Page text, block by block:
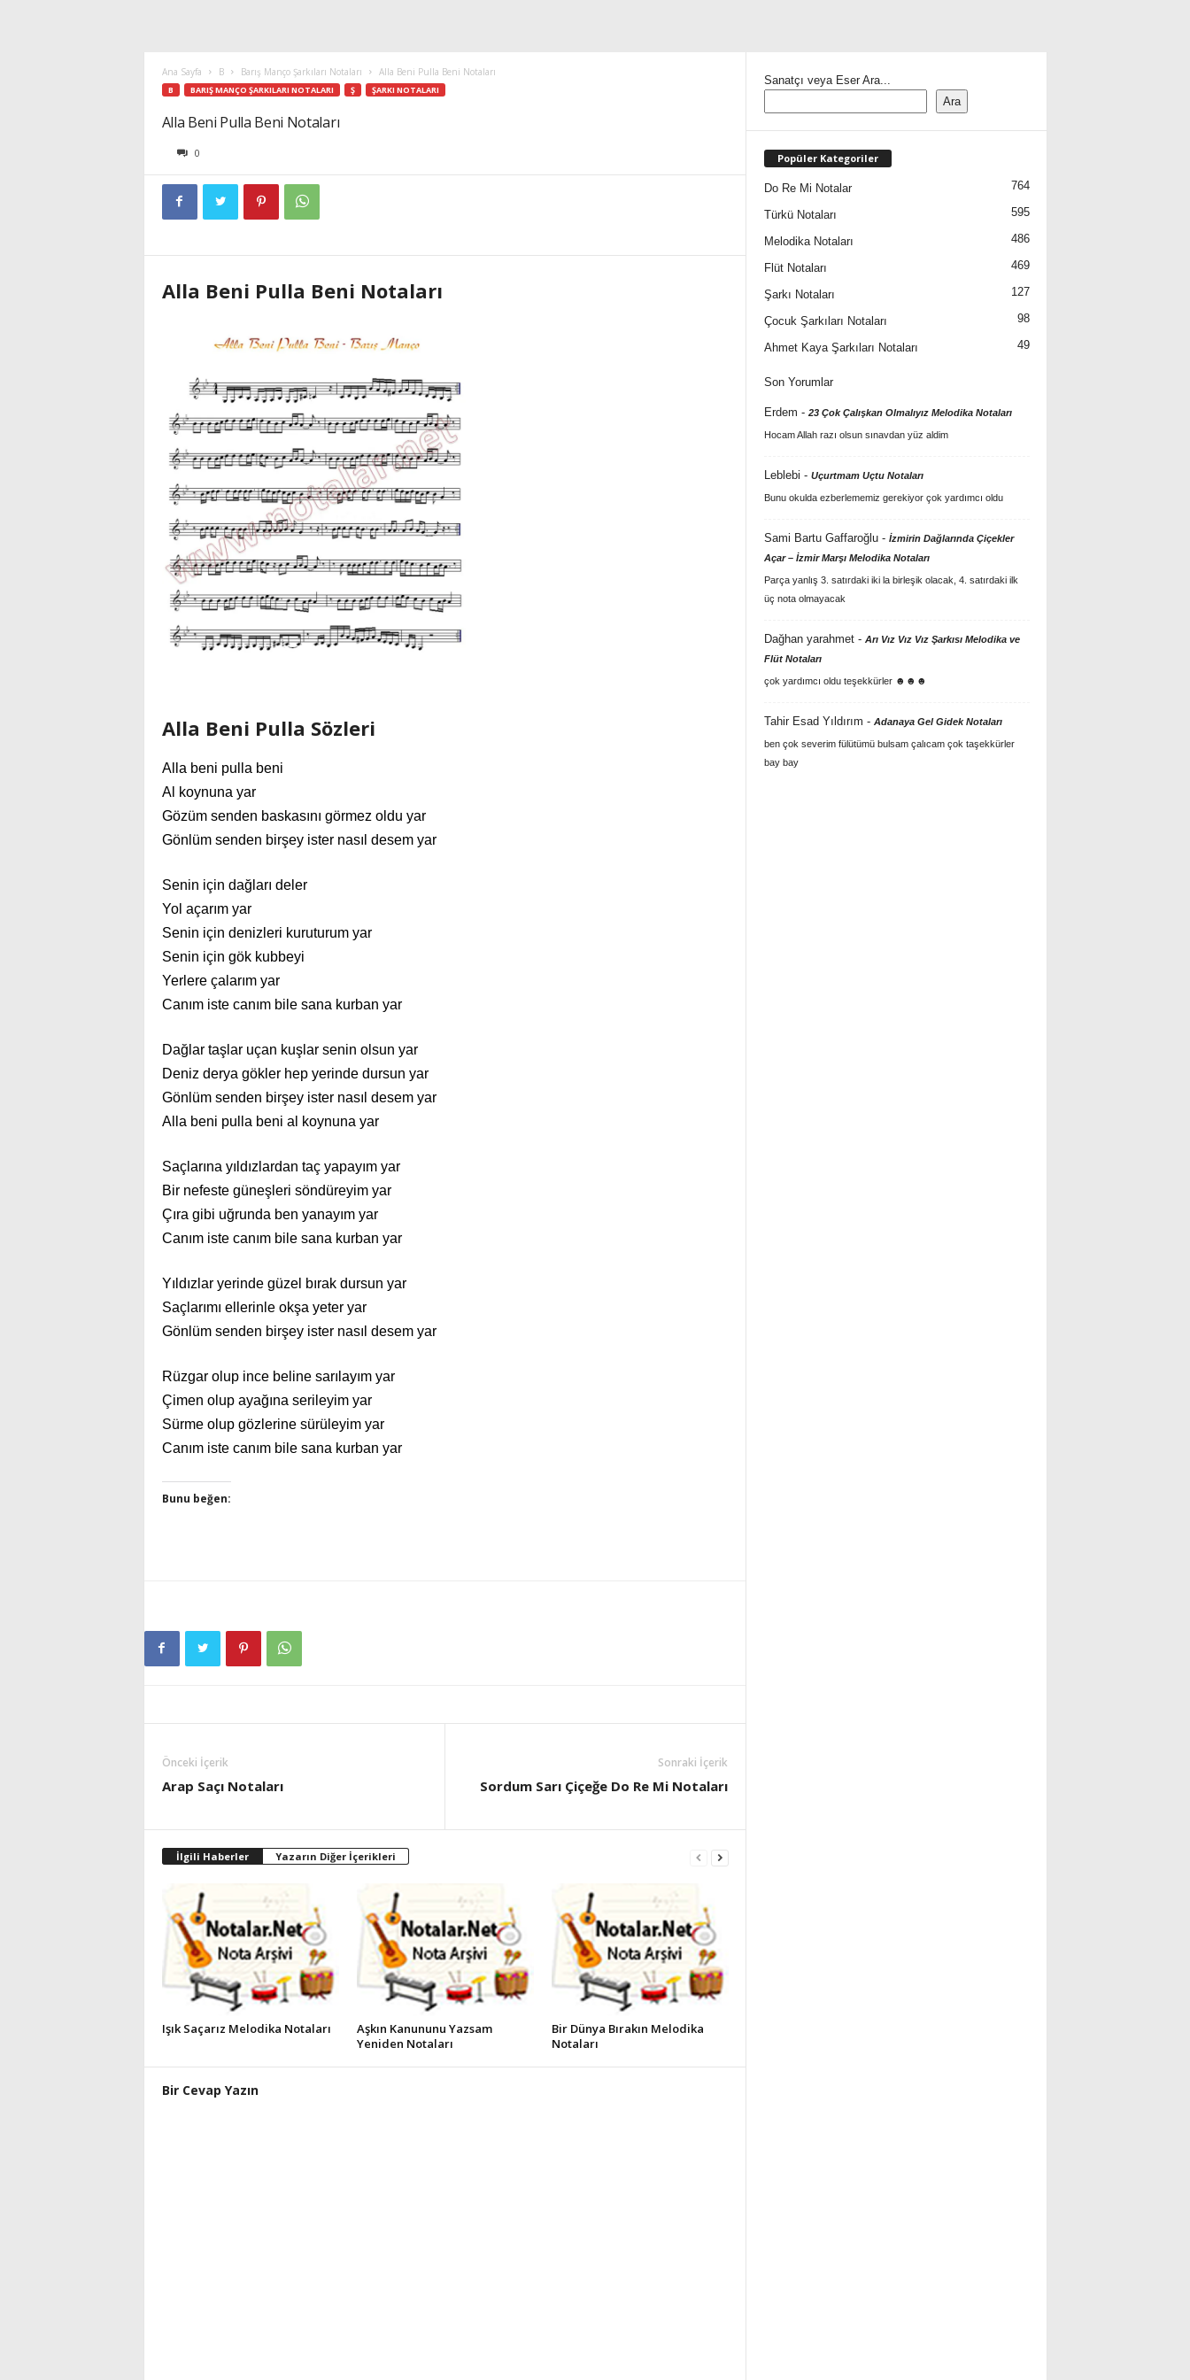
Ana Sayfa B Barış Manço Şarkıları Notaları Alla Beni Pulla Beni Notaları
B BARIŞ MANÇO ŞARKILARI NOTALARI Ş ŞARKI NOTALARI
Alla Beni Pulla Beni Notaları
0
Alla Beni Pulla Beni Notaları
Alla Beni Pulla Sözleri
Alla beni pulla beni
Al koynuna yar
Gözüm senden baskasını görmez oldu yar
Gönlüm senden birşey ister nasıl desem yar
Senin için dağları deler
Yol açarım yar
Senin için denizleri kuruturum yar
Senin için gök kubbeyi
Yerlere çalarım yar
Canım iste canım bile sana kurban yar
Dağlar taşlar uçan kuşlar senin olsun yar
Deniz derya gökler hep yerinde dursun yar
Gönlüm senden birşey ister nasıl desem yar
Alla beni pulla beni al koynuna yar
Saçlarına yıldızlardan taç yapayım yar
Bir nefeste güneşleri söndüreyim yar
Çıra gibi uğrunda ben yanayım yar
Canım iste canım bile sana kurban yar
Yıldızlar yerinde güzel bırak dursun yar
Saçlarımı ellerinle okşa yeter yar
Gönlüm senden birşey ister nasıl desem yar
Rüzgar olup ince beline sarılayım yar
Çimen olup ayağına serileyim yar
Sürme olup gözlerine sürüleyim yar
Canım iste canım bile sana kurban yar
Bunu beğen:
Önceki İçerik
Arap Saçı Notaları
Sonraki İçerik
Sordum Sarı Çiçeğe Do Re Mi Notaları
İlgili Haberler Yazarın Diğer İçerikleri
Işık Saçarız Melodika Notaları
Aşkın Kanununu Yazsam
Yeniden Notaları
Bir Dünya Bırakın Melodika
Notaları
Bir Cevap Yazın
Sanatçı veya Eser Ara...
Ara
Popüler Kategoriler
Do Re Mi Notalar 764
Türkü Notaları 595
Melodika Notaları 486
Flüt Notaları 469
Şarkı Notaları 127
Çocuk Şarkıları Notaları 98
Ahmet Kaya Şarkıları Notaları 49
Son Yorumlar
Erdem - 23 Çok Çalışkan Olmalıyız Melodika Notaları
Hocam Allah razı olsun sınavdan yüz aldim
Leblebi - Uçurtmam Uçtu Notaları
Bunu okulda ezberlememiz gerekiyor çok yardımcı oldu
Sami Bartu Gaffaroğlu- İzmirin Dağlarında Çiçekler
Açar – İzmir Marşı Melodika Notaları
Parça yanlış 3. satırdaki iki la birleşik olacak, 4. satırdaki ilk
üç nota olmayacak
Dağhan yarahmet- Arı Vız Vız Vız Şarkısı Melodika ve
Flüt Notaları
çok yardımcı oldu teşekkürler ☻☻☻
Tahir Esad Yıldırım - Adanaya Gel Gidek Notaları
ben çok severim fülütümü bulsam çalıcam çok taşekkürler
bay bay